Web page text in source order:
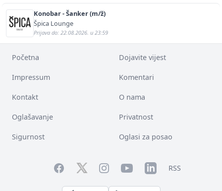
Konobar - Šanker (m/ž)
Špica Lounge
Prijava do: 22.08.2026. u 23:59
Početna Dojavite vijest
Impressum Komentari
Kontakt O nama
Oglašavanje Privatnost
Sigurnost Oglasi za posao
FacebookTwitterInstagramYouTubeLinkedInRSS